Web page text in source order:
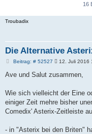
16
Troubadix
Die Alternative
Beitrag: # 52527B
i
a
12. Juli 2016
Ave und Salut zusammen,
Wie sich vielleicht der Eine
einiger Zeit mehre bisher
Comedix' Asterix-Zeitleiste
- in "Asterix bei den Briten"